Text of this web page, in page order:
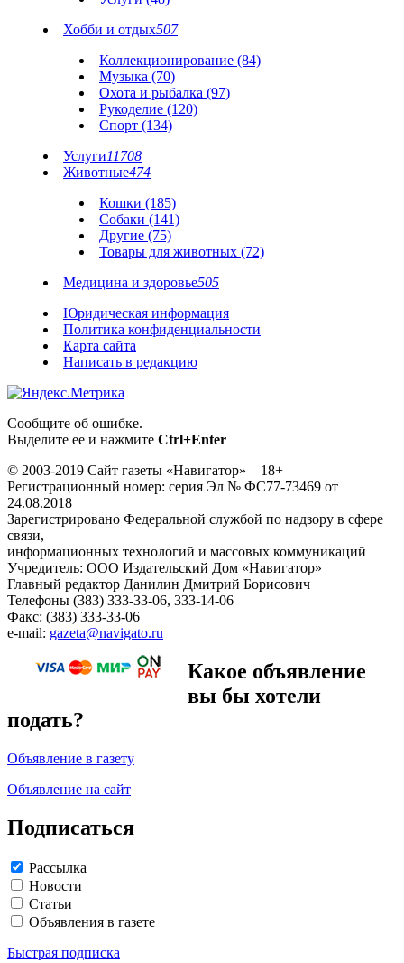
Хобби и отдых507
Коллекционирование (84)
Музыка (70)
Охота и рыбалка (97)
Рукоделие (120)
Спорт (134)
Услуги11708
Животные474
Кошки (185)
Собаки (141)
Другие (75)
Товары для животных (72)
Медицина и здоровье505
Юридическая информация
Политика конфиденциальности
Карта сайта
Написать в редакцию
Сообщите об ошибке.
Выделите ее и нажмите Ctrl+Enter
© 2003-2019 Сайт газеты «Навигатор» 18+
Регистрационный номер: серия Эл № ФС77-73469 от
24.08.2018
Зарегистрировано Федеральной службой по надзору в сфере
связи,
информационных технологий и массовых коммуникаций
Учредитель: ООО Издательский Дом «Навигатор»
Главный редактор Данилин Дмитрий Борисович
Телефоны (383) 333-33-06, 333-14-06
Факс: (383) 333-33-06
e-mail: gazeta@navigato.ru
Какое объявление
вы бы хотели
подать?
Объявление в газету
Объявление на сайт
Подписаться
Рассылка
Новости
Статьи
Объявления в газете
Быстрая подписка